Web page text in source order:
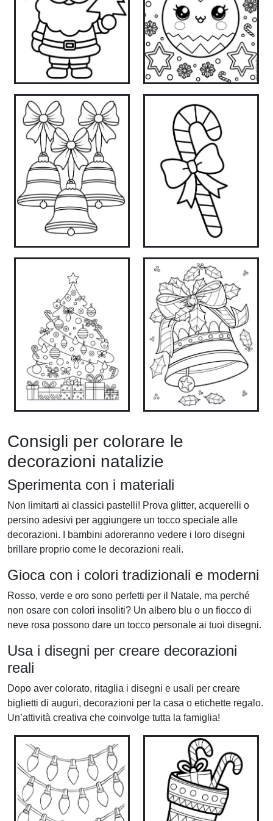
Consigli per colorare le
decorazioni natalizie
Sperimenta con i materiali
Non limitarti ai classici pastelli! Prova glitter, acquerelli o
persino adesivi per aggiungere un tocco speciale alle
decorazioni. I bambini adoreranno vedere i loro disegni
brillare proprio come le decorazioni reali.
Gioca con i colori tradizionali e moderni
Rosso, verde e oro sono perfetti per il Natale, ma perché
non osare con colori insoliti? Un albero blu o un fiocco di
neve rosa possono dare un tocco personale ai tuoi disegni.
Usa i disegni per creare decorazioni
reali
Dopo aver colorato, ritaglia i disegni e usali per creare
biglietti di auguri, decorazioni per la casa o etichette regalo.
Un’attività creativa che coinvolge tutta la famiglia!